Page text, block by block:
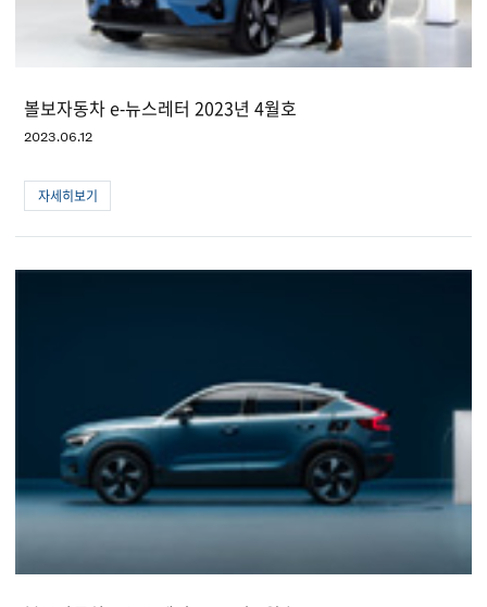
볼보자동차 e-뉴스레터 2023년 4월호
2023.06.12
자세히보기